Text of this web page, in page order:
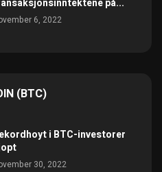
på...
6, 2022
(BTC)
i BTC-investorer
30, 2022